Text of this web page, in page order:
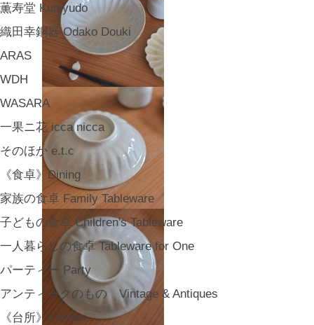
薫寿堂 Kunjyudo
織田幸銅器 Odako Douki
ARAS
WDH
WASARA
一果ニ花 icca nicca
そのほか e.t.c
《食卓》Dining
家族の食卓 Family Tableware
子どもの食卓 Children's Tableware
一人暮らしの食卓 Tableware for One
パーティー Party
アンティークのもの Vintage & Antiques
《台所》Kitchen